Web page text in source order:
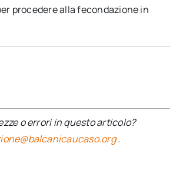
procedere alla fecondazione in
o errori in questo articolo?
.